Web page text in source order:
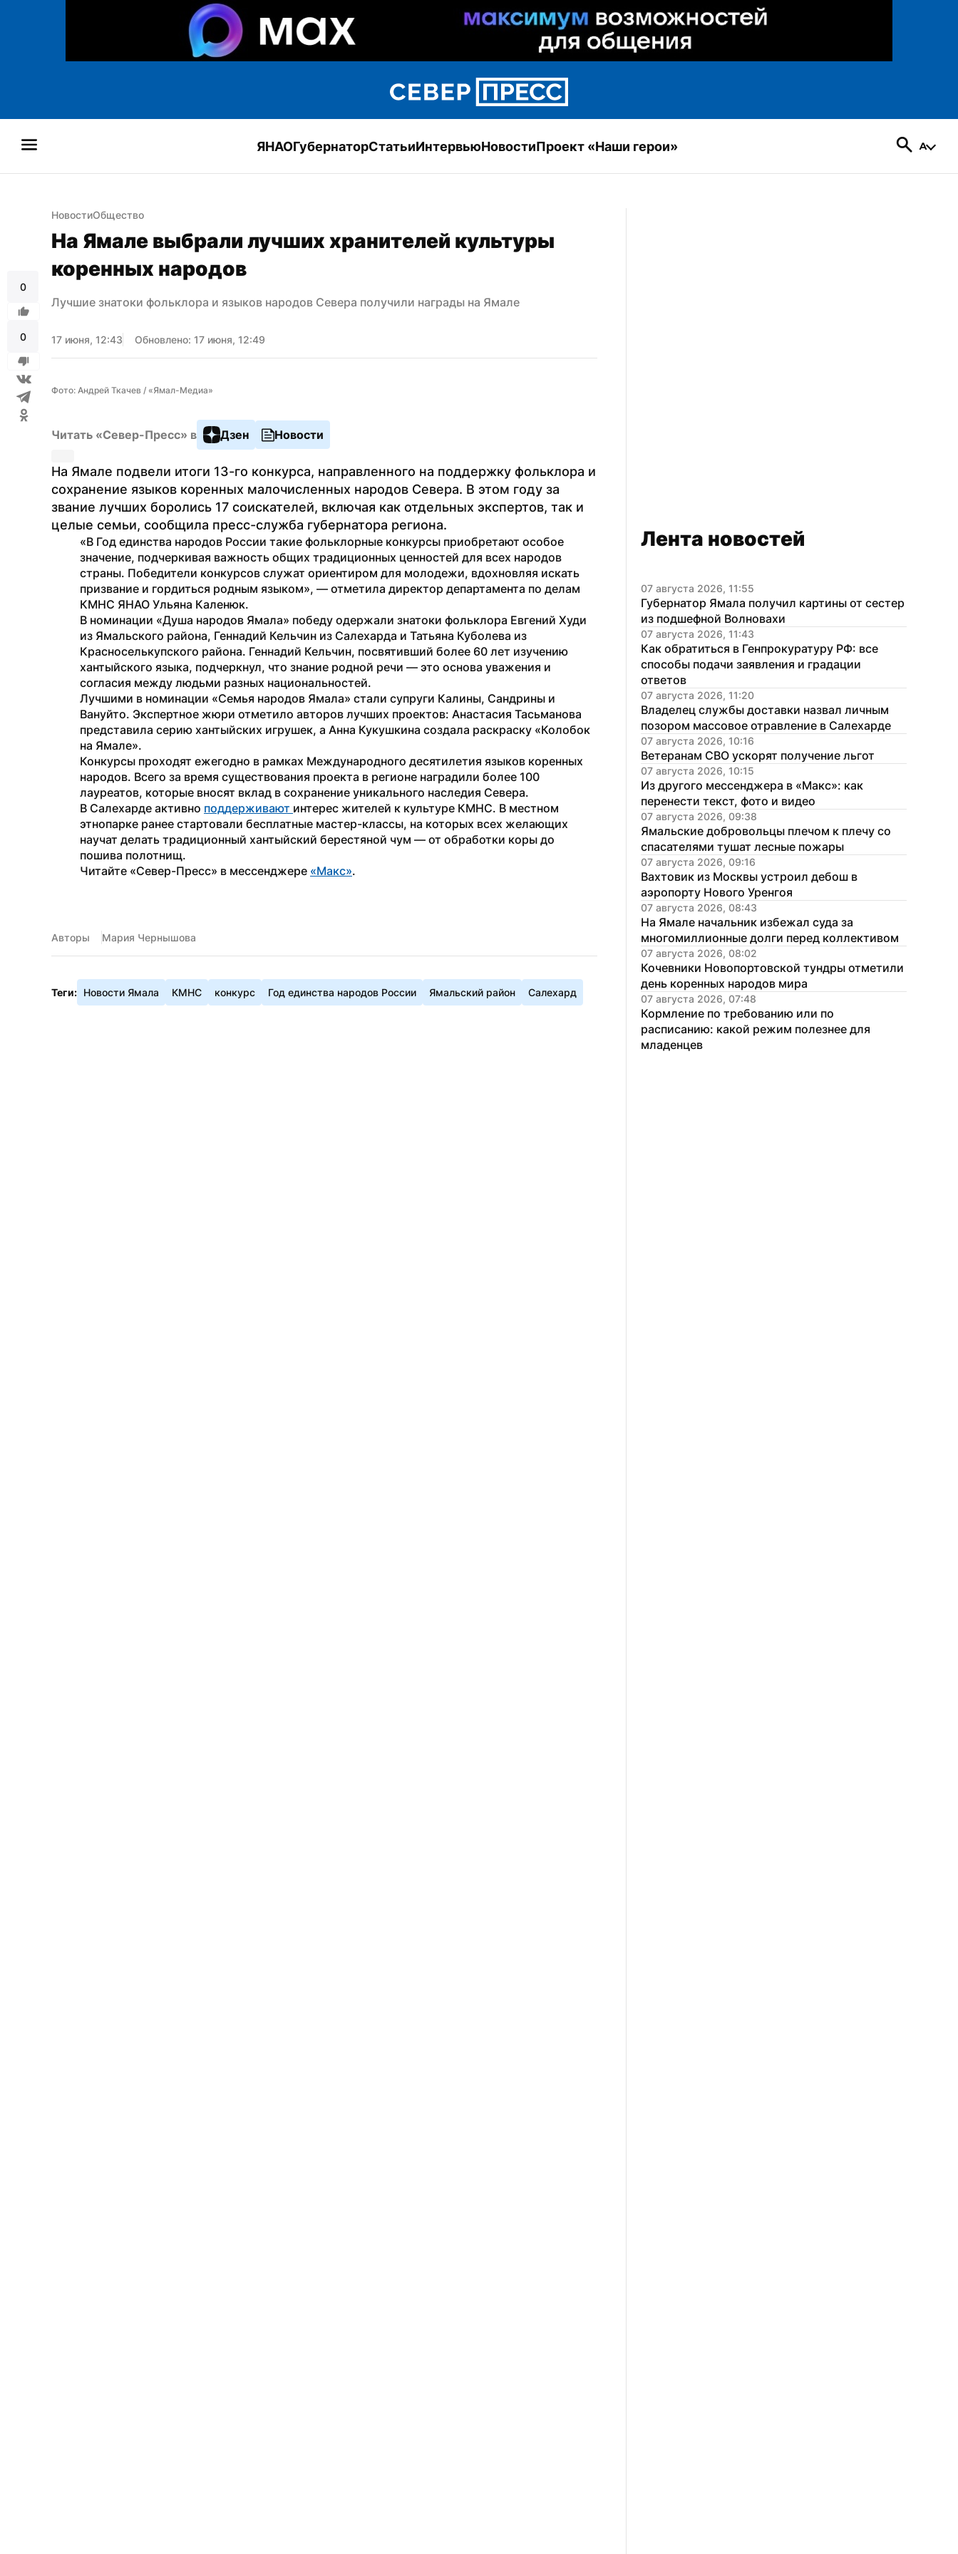
ЯНАОГубернаторСтатьиИнтервьюНовостиПроект «Наши герои»
0
0
НовостиОбщество
На Ямале выбрали лучших хранителей культуры
коренных народов
Лучшие знатоки фольклора и языков народов Севера получили награды на Ямале
17 июня, 12:43 Обновлено: 17 июня, 12:49
Фото: Андрей Ткачев / «Ямал-Медиа»
Читать «Север-Пресс» в Дзен Новости
На Ямале подвели итоги 13-го конкурса, направленного на поддержку фольклора и
сохранение языков коренных малочисленных народов Севера. В этом году за
звание лучших боролись 17 соискателей, включая как отдельных экспертов, так и
целые семьи, сообщила пресс-служба губернатора региона.
«В Год единства народов России такие фольклорные конкурсы приобретают особое
значение, подчеркивая важность общих традиционных ценностей для всех народов
страны. Победители конкурсов служат ориентиром для молодежи, вдохновляя искать
призвание и гордиться родным языком», — отметила директор департамента по делам
КМНС ЯНАО Ульяна Каленюк.
В номинации «Душа народов Ямала» победу одержали знатоки фольклора Евгений Худи
из Ямальского района, Геннадий Кельчин из Салехарда и Татьяна Куболева из
Красноселькупского района. Геннадий Кельчин, посвятивший более 60 лет изучению
хантыйского языка, подчеркнул, что знание родной речи — это основа уважения и
согласия между людьми разных национальностей.
Лучшими в номинации «Семья народов Ямала» стали супруги Калины, Сандрины и
Вануйто. Экспертное жюри отметило авторов лучших проектов: Анастасия Тасьманова
представила серию хантыйских игрушек, а Анна Кукушкина создала раскраску «Колобок
на Ямале».
Конкурсы проходят ежегодно в рамках Международного десятилетия языков коренных
народов. Всего за время существования проекта в регионе наградили более 100
лауреатов, которые вносят вклад в сохранение уникального наследия Севера.
В Салехарде активно поддерживают интерес жителей к культуре КМНС. В местном
этнопарке ранее стартовали бесплатные мастер-классы, на которых всех желающих
научат делать традиционный хантыйский берестяной чум — от обработки коры до
пошива полотнищ.
Читайте «Север-Пресс» в мессенджере «Макс».
Авторы Мария Чернышова
Теги: Новости Ямала КМНС конкурс Год единства народов России Ямальский район Салехард
Лента новостей
07 августа 2026, 11:55
Губернатор Ямала получил картины от сестер
из подшефной Волновахи
07 августа 2026, 11:43
Как обратиться в Генпрокуратуру РФ: все
способы подачи заявления и градации
ответов
07 августа 2026, 11:20
Владелец службы доставки назвал личным
позором массовое отравление в Салехарде
07 августа 2026, 10:16
Ветеранам СВО ускорят получение льгот
07 августа 2026, 10:15
Из другого мессенджера в «Макс»: как
перенести текст, фото и видео
07 августа 2026, 09:38
Ямальские добровольцы плечом к плечу со
спасателями тушат лесные пожары
07 августа 2026, 09:16
Вахтовик из Москвы устроил дебош в
аэропорту Нового Уренгоя
07 августа 2026, 08:43
На Ямале начальник избежал суда за
многомиллионные долги перед коллективом
07 августа 2026, 08:02
Кочевники Новопортовской тундры отметили
день коренных народов мира
07 августа 2026, 07:48
Кормление по требованию или по
расписанию: какой режим полезнее для
младенцев